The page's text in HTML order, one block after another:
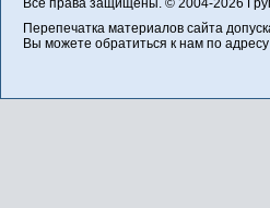
Все права защищены. © 2004-2026
Перепечатка материалов сайта
Вы можете обратиться к нам по адресу